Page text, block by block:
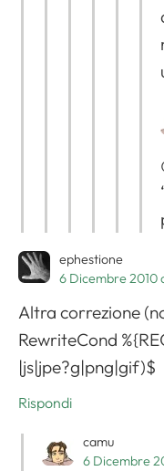
ephestione
6 Dicembre 2010
Altra correzione
RewriteCond
|js|jpe?g|png|gif)$
Rispondi
camu
6 Dicembre